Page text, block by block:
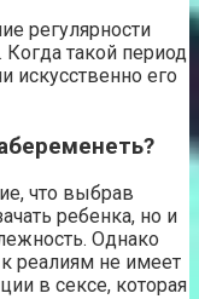
регулярности
такой период
искусственно его
что выбрав
ребенка, но и
Однако
реалиям не имеет
в сексе, которая